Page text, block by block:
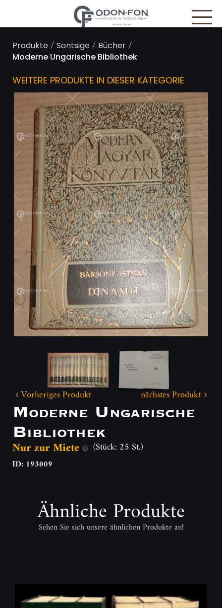
Produkte/Sontsige/ Bücher/
Moderne Ungarische Bibliothek
WEITERE PRODUKTE IN DIESER KATEGORIE
Vorheriges Produkt nächstes Produkt
Moderne Ungarische
Bibliothek
Nur zur Miete (Stück: 25 St.)
ID: 193009
Ähnliche Produkte
Sehen Sie sich unsere ähnlichen Produkte an!